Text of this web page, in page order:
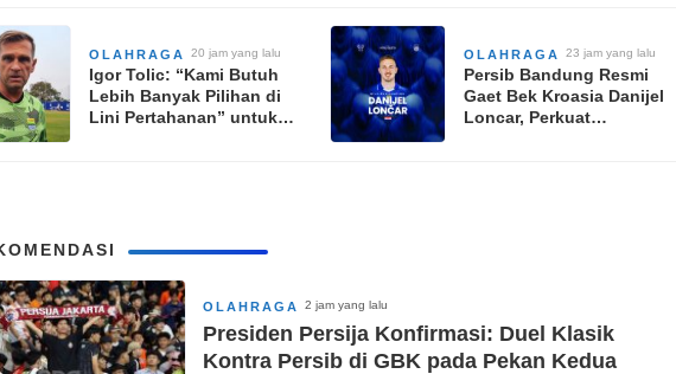
OLAHRAGA 20 jam yang lalu
Igor Tolic: “Kami Butuh
Lebih Banyak Pilihan di
Lini Pertahanan” untuk
OLAHRAGA 23 jam yang lalu
Persib Bandung Resmi
Gaet Bek Kroasia Danijel
Loncar, Perkuat
OLAHRAGA 2 jam yang lalu
Presiden Persija Konfirmasi: Duel Klasik
Kontra Persib di GBK pada Pekan Kedua